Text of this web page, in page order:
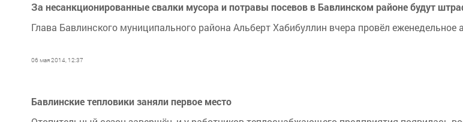
За несанкционированные свалки мусора и потравы посевов в Бавлинском районе будут
Глава Бавлинского муниципального района Альберт Хабибуллин вчера провёл
06 мая 2014, 12:37
Бавлинские тепловики заняли первое место